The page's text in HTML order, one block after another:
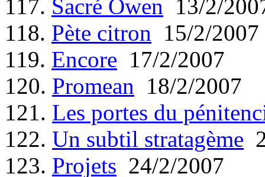
117. Sacré Owen 13/2/
118. Pète citron 15/2/2007
119. Encore 17/2/2007
120. Promean 18/2/2007
121. Les portes du
122. Un subtil stratagème
123. Projets 24/2/2007